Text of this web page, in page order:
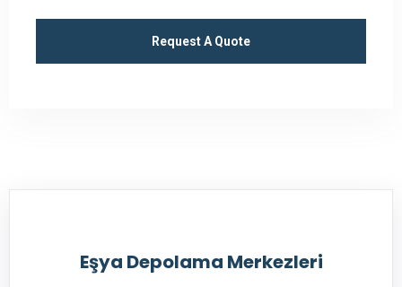
Eşya Depolama Merkezleri